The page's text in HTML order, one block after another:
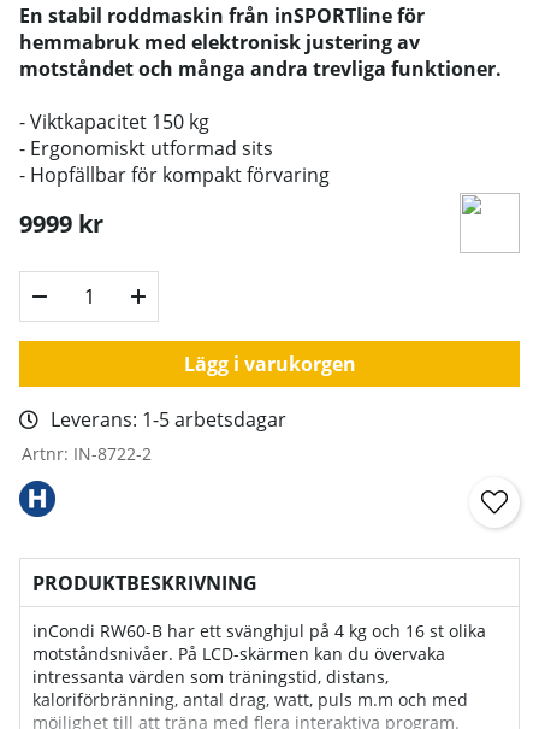
En stabil roddmaskin från inSPORTline för
hemmabruk med elektronisk justering av
motståndet och många andra trevliga funktioner.
- Viktkapacitet 150 kg
- Ergonomiskt utformad sits
- Hopfällbar för kompakt förvaring
9999 kr
Lägg i varukorgen
Leverans: 1-5 arbetsdagar
Artnr: IN-8722-2
PRODUKTBESKRIVNING
inCondi RW60-B har ett svänghjul på 4 kg och 16 st olika
motståndsnivåer. På LCD-skärmen kan du övervaka
intressanta värden som träningstid, distans,
kaloriförbränning, antal drag, watt, puls m.m och med
möjlighet till att träna med flera interaktiva program.